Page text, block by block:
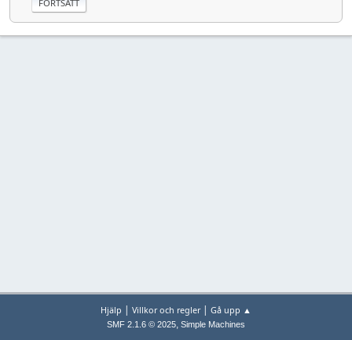
Hjälp | Villkor och regler| Gå upp ▲
SMF 2.1.6 © 2025, Simple Machines